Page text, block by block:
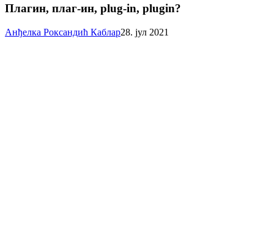
ин,
plug-
in,
plugin?
Плагин, плаг-ин, plug-in, plugin?
Анђелка Роксандић Каблар28. јул 2021